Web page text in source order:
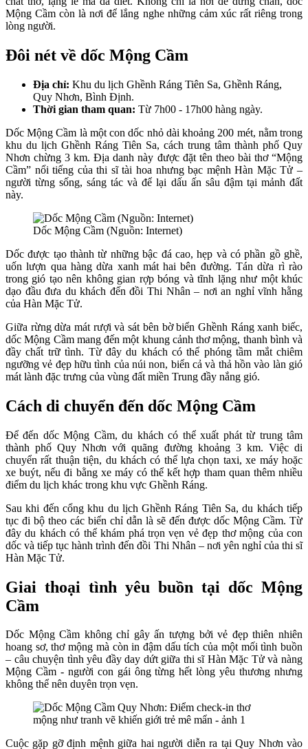
Mộng Cầm còn là nơi để lắng nghe những cảm xúc rất riêng trong
lòng người.
Đôi nét về dốc Mộng Cầm
Địa chỉ: Khu du lịch Ghềnh Ráng Tiên Sa, Ghềnh Ráng,
Quy Nhơn, Bình Định.
Thời gian tham quan: Từ 7h00 - 17h00 hàng ngày.
Dốc Mộng Cầm là một con dốc nhỏ dài khoảng 200 mét, nằm trong
khu du lịch Ghềnh Ráng Tiên Sa, cách trung tâm thành phố Quy
Nhơn chừng 3 km. Địa danh này được đặt tên theo bài thơ “Mộng
Cầm” nổi tiếng của thi sĩ tài hoa nhưng bạc mệnh Hàn Mặc Tử –
người từng sống, sáng tác và để lại dấu ấn sâu đậm tại mảnh đất
này.
Dốc Mộng Cầm (Nguồn: Internet)
Dốc được tạo thành từ những bậc đá cao, hẹp và có phần gồ ghề,
uốn lượn qua hàng dừa xanh mát hai bên đường. Tán dừa rì rào
trong gió tạo nên không gian rợp bóng và tĩnh lặng như một khúc
dạo đầu đưa du khách đến đồi Thi Nhân – nơi an nghỉ vĩnh hằng
của Hàn Mặc Tử.
Giữa rừng dừa mát rượi và sát bên bờ biển Ghềnh Ráng xanh biếc,
dốc Mộng Cầm mang đến một khung cảnh thơ mộng, thanh bình và
đầy chất trữ tình. Từ đây du khách có thể phóng tầm mắt chiêm
ngưỡng vẻ đẹp hữu tình của núi non, biển cả và thả hồn vào làn gió
mát lành đặc trưng của vùng đất miền Trung đầy nắng gió.
Cách di chuyển đến dốc Mộng Cầm
Để đến dốc Mộng Cầm, du khách có thể xuất phát từ trung tâm
thành phố Quy Nhơn với quãng đường khoảng 3 km. Việc di
chuyển rất thuận tiện, du khách có thể lựa chọn taxi, xe máy hoặc
xe buýt, nếu đi bằng xe máy có thể kết hợp tham quan thêm nhiều
điểm du lịch khác trong khu vực Ghềnh Ráng.
Sau khi đến cổng khu du lịch Ghềnh Ráng Tiên Sa, du khách tiếp
tục đi bộ theo các biển chỉ dẫn là sẽ đến được dốc Mộng Cầm. Từ
đây du khách có thể khám phá trọn vẹn vẻ đẹp thơ mộng của con
dốc và tiếp tục hành trình đến đồi Thi Nhân – nơi yên nghỉ của thi sĩ
Hàn Mặc Tử.
Giai thoại tình yêu buồn tại dốc Mộng
Cầm
Dốc Mộng Cầm không chỉ gây ấn tượng bởi vẻ đẹp thiên nhiên
hoang sơ, thơ mộng mà còn in đậm dấu tích của một mối tình buồn
– câu chuyện tình yêu đầy day dứt giữa thi sĩ Hàn Mặc Tử và nàng
Mộng Cầm - người con gái ông từng hết lòng yêu thương nhưng
không thể nên duyên trọn vẹn.
Cuộc gặp gỡ định mệnh giữa hai người diễn ra tại Quy Nhơn vào